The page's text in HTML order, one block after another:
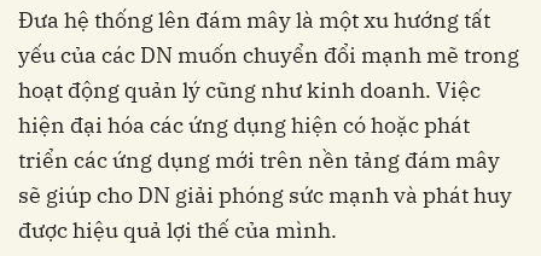
Đưa hệ thống lên đám mây là một xu hướng tất
yếu của các DN muốn chuyển đổi mạnh mẽ trong
hoạt động quản lý cũng như kinh doanh. Việc
hiện đại hóa các ứng dụng hiện có hoặc phát
triển các ứng dụng mới trên nền tảng đám mây
sẽ giúp cho DN giải phóng sức mạnh và phát huy
được hiệu quả lợi thế của mình.